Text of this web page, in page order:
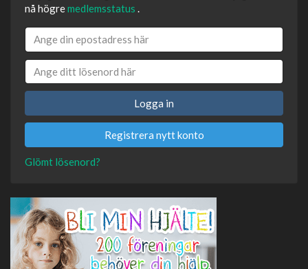
nå högremedlemsstatus .
Logga in
Registrera nytt konto
Glömt lösenord?